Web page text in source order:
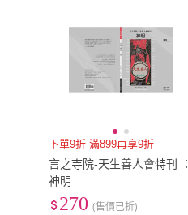
下單9折 滿899再享9折
言之寺院-天生善人會特刊 ：
神明
270 (售價已折)